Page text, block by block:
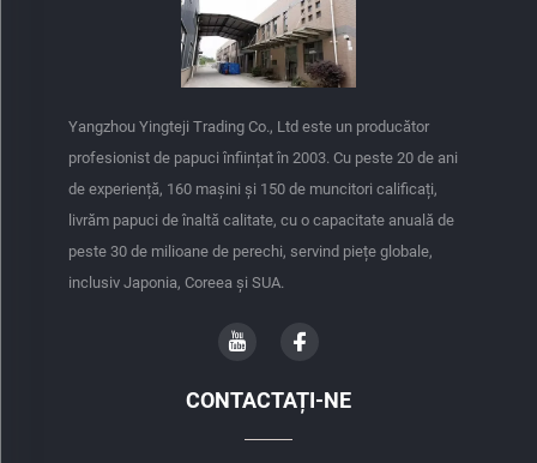
Yangzhou Yingteji Trading Co., Ltd este un producător
profesionist de papuci înființat în 2003. Cu peste 20 de ani
de experiență, 160 mașini și 150 de muncitori calificați,
livrăm papuci de înaltă calitate, cu o capacitate anuală de
peste 30 de milioane de perechi, servind piețe globale,
inclusiv Japonia, Coreea și SUA.
CONTACTAȚI-NE